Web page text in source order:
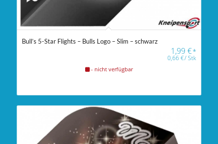
Bull’s 5-Star Flights – Bulls Logo – Slim – schwarz
1,99€*
0,66€/Stk
- nicht verfügbar